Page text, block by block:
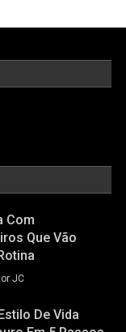
Com
Que Vão
JC
De Vida